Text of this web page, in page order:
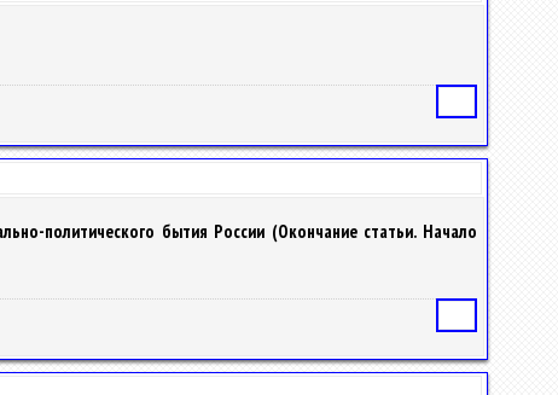
политического бытия России (Окончание статьи. Начало